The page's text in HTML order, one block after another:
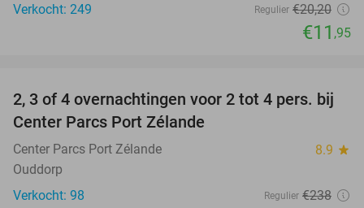
Verkocht: 249
Regulier €20,20
€11 ,95
17%
2, 3 of 4 overnachtingen voor 2 tot 4 pers. bij
Center Parcs Port Zélande
Center Parcs Port Zélande 8.9 star
Ouddorp
Verkocht: 98
Regulier €238